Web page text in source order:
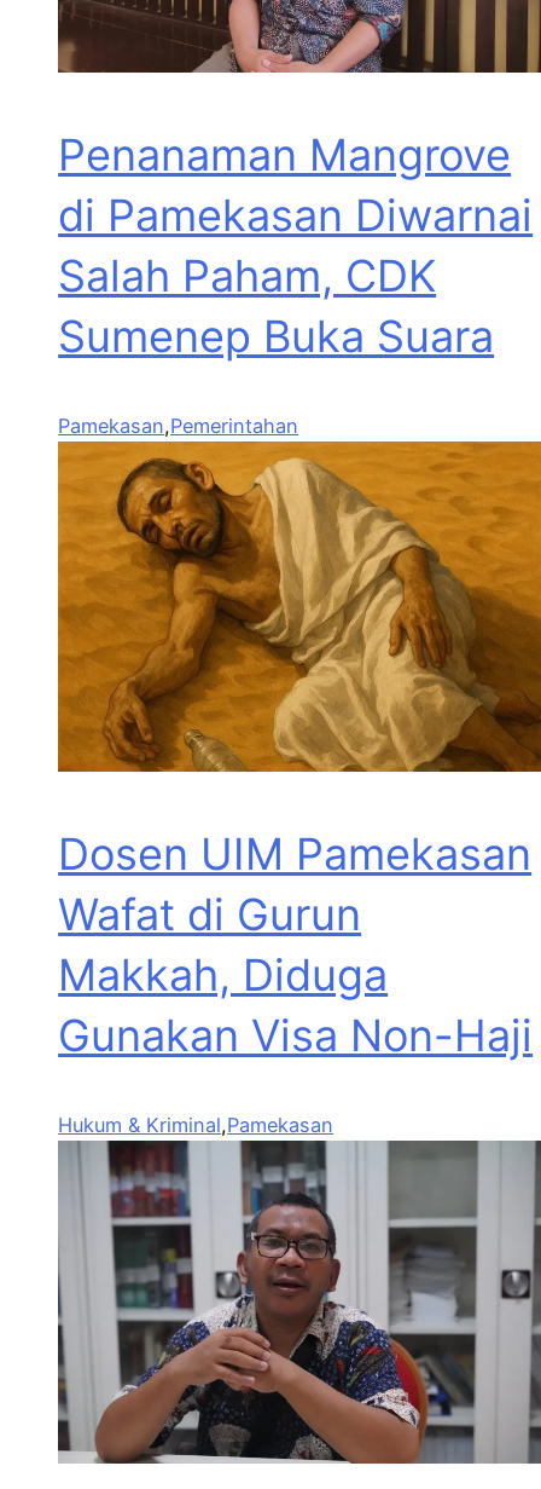
Penanaman Mangrove
di Pamekasan Diwarnai
Salah Paham, CDK
Sumenep Buka Suara
Pamekasan,Pemerintahan
Dosen UIM Pamekasan
Wafat di Gurun
Makkah, Diduga
Gunakan Visa Non-Haji
Hukum & Kriminal,Pamekasan